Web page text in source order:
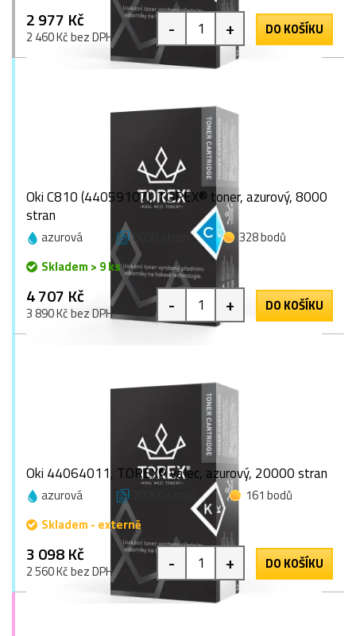
2 977 Kč
2 460 Kč bez DPH - + DO KOŠÍKU
Oki C810 (44059107), TOREX® toner, azurový, 8000
stran
azurová 8000 stran
328 bodů
Skladem > 9 ks
4 707 Kč
3 890 Kč bez DPH - + DO KOŠÍKU
Oki 44064011, TOREX® válec, azurový, 20000 stran
azurová
161 bodů
Skladem - externě
3 098 Kč
2 560 Kč bez DPH - + DO KOŠÍKU